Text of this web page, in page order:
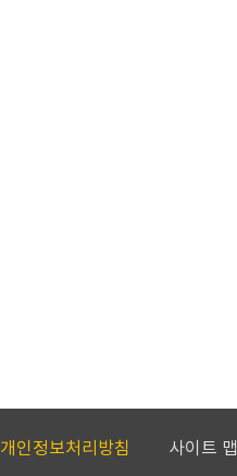
개인정보처리방침 사이트 맵